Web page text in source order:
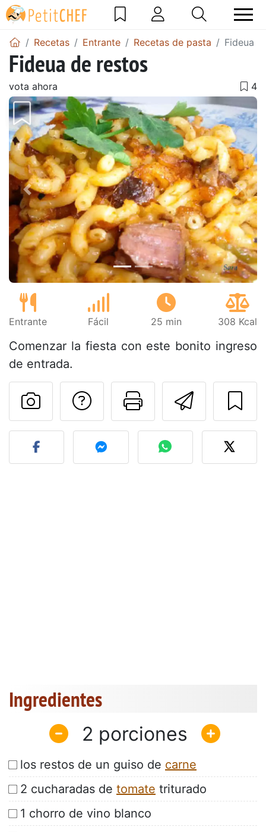
Recetas Entrante Recetas de pasta Fideua
Fideua de restos
vota ahora
Anterior
Entrante Fácil 25 min 308 Kcal
Comenzar la fiesta con este bonito ingreso
de entrada.
Imprimir
Preguntar al autor
Publicar la foto de esta
Ingredientes
2
los restos de un guiso de carne
2 cucharadas de tomate triturado
1 chorro de vino blanco